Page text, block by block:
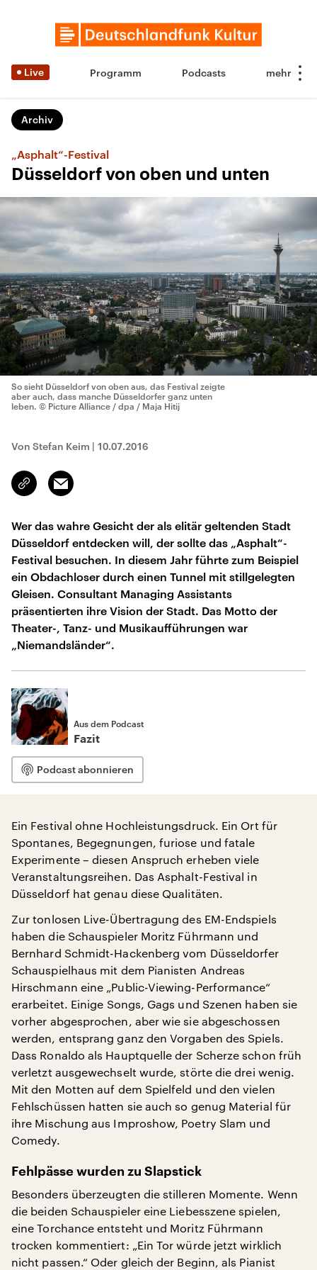
Live Programm Podcasts
Archiv
„Asphalt“-Festival
Düsseldorf von oben und unten
So sieht Düsseldorf von oben aus, das Festival zeigte
aber auch, dass manche Düsseldorfer ganz unten
leben. © Picture Alliance / dpa / Maja Hitij
Von Stefan Keim | 10.07.2016
Link
kopieren/teilen
Email
Wer das wahre Gesicht der als elitär geltenden Stadt
Düsseldorf entdecken will, der sollte das „Asphalt“-
Festival besuchen. In diesem Jahr führte zum Beispiel
ein Obdachloser durch einen Tunnel mit stillgelegten
Gleisen. Consultant Managing Assistants
präsentierten ihre Vision der Stadt. Das Motto der
Theater-, Tanz- und Musikaufführungen war
„Niemandsländer“.
Aus dem Podcast
Fazit
Podcast abonnieren
Ein Festival ohne Hochleistungsdruck. Ein Ort für
Spontanes, Begegnungen, furiose und fatale
Experimente – diesen Anspruch erheben viele
Veranstaltungsreihen. Das Asphalt-Festival in
Düsseldorf hat genau diese Qualitäten.
Zur tonlosen Live-Übertragung des EM-Endspiels
haben die Schauspieler Moritz Führmann und
Bernhard Schmidt-Hackenberg vom Düsseldorfer
Schauspielhaus mit dem Pianisten Andreas
Hirschmann eine „Public-Viewing-Performance“
erarbeitet. Einige Songs, Gags und Szenen haben sie
vorher abgesprochen, aber wie sie abgeschossen
werden, entsprang ganz den Vorgaben des Spiels.
Dass Ronaldo als Hauptquelle der Scherze schon früh
verletzt ausgewechselt wurde, störte die drei wenig.
Mit den Motten auf dem Spielfeld und den vielen
Fehlschüssen hatten sie auch so genug Material für
ihre Mischung aus Improshow, Poetry Slam und
Comedy.
Fehlpässe wurden zu Slapstick
Besonders überzeugten die stilleren Momente. Wenn
die beiden Schauspieler eine Liebesszene spielen,
eine Torchance entsteht und Moritz Führmann
trocken kommentiert: „Ein Tor würde jetzt wirklich
nicht passen.“ Oder gleich der Beginn, als Pianist